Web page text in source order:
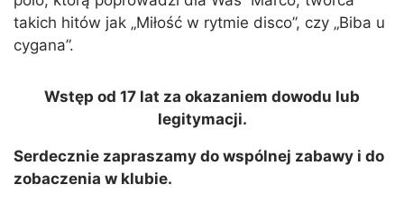
takich hitów jak „Miłość w rytmie disco”, czy „Biba u
cygana”.
Wstęp od 17 lat za okazaniem dowodu lub
legitymacji.
Serdecznie zapraszamy do wspólnej zabawy i do
zobaczenia w klubie.